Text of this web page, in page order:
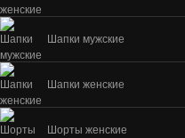
Шапки мужские
Шапки женские
Шорты женские